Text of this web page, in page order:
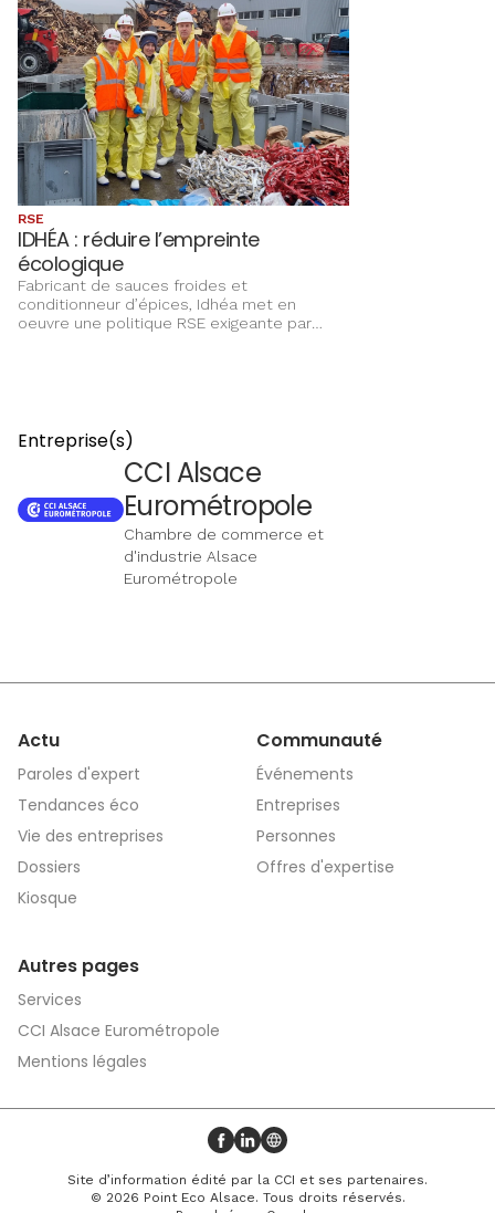
RSE
IDHÉA : réduire l’empreinte
écologique
Fabricant de sauces froides et
conditionneur d’épices, Idhéa met en
oeuvre une politique RSE exigeante par
Entreprise(s)
CCI Alsace
Eurométropole
Chambre de commerce et
d'industrie Alsace
Eurométropole
Actu
Paroles d'expert
Tendances éco
Vie des entreprises
Dossiers
Kiosque
Communauté
Événements
Entreprises
Personnes
Offres d'expertise
Autres pages
Services
CCI Alsace Eurométropole
Mentions légales
Profil Facebook
Profil LinkedIn
Site web
Site d’information édité par la CCI et ses partenaires.
© 2026 Point Eco Alsace. Tous droits réservés.